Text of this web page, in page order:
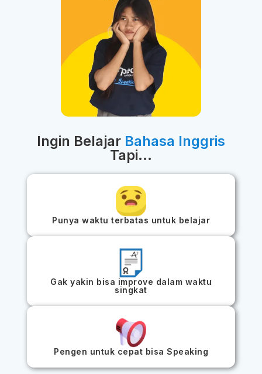
Ingin Belajar Bahasa Inggris
Tapi...
Punya waktu terbatas untuk belajar
Gak yakin bisa improve dalam waktu
singkat
Pengen untuk cepat bisa Speaking